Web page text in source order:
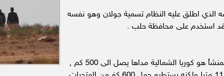
الذي اطلق عليه النظام تسمية جولان وهو نفسه
3) scud cs : بلد المنشأ هو كوريا الشمالية مداها يصل الى 500 كم ,